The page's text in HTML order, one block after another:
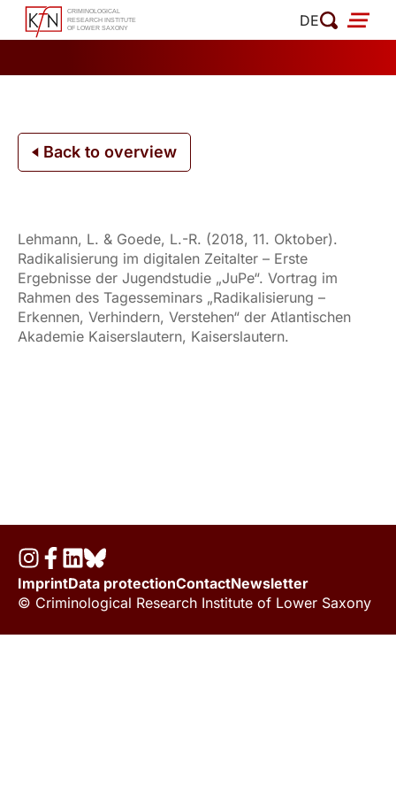
Skip
DE
Back to overview
Lehmann, L. & Goede, L.-R. (2018, 11. Oktober).
Radikalisierung im digitalen Zeitalter – Erste
Ergebnisse der Jugendstudie „JuPe“. Vortrag im
Rahmen des Tagesseminars „Radikalisierung –
Erkennen, Verhindern, Verstehen“ der Atlantischen
Akademie Kaiserslautern, Kaiserslautern.
ImprintData protectionContactNewsletter
© Criminological Research Institute of Lower Saxony